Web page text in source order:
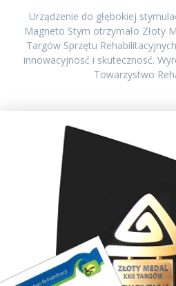
Urządzenie do głębokiej
Magneto Stym otrzymało Złoty
Targów Sprzętu
innowacyjnosć i skutecznosć.
Towarzystwo